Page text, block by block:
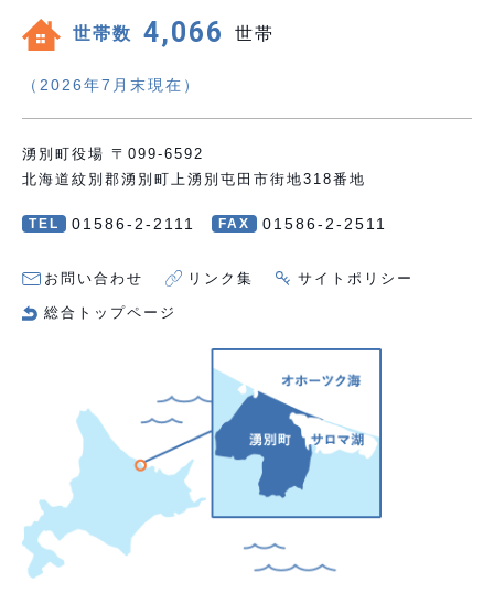
世帯数 4,066 世帯
（2026年7月末現在）
湧別町役場 〒099-6592
北海道紋別郡湧別町上湧別屯田市街地318番地
TEL 01586-2-2111 FAX 01586-2-2511
お問い合わせ リンク集 サイトポリシー
総合トップページ